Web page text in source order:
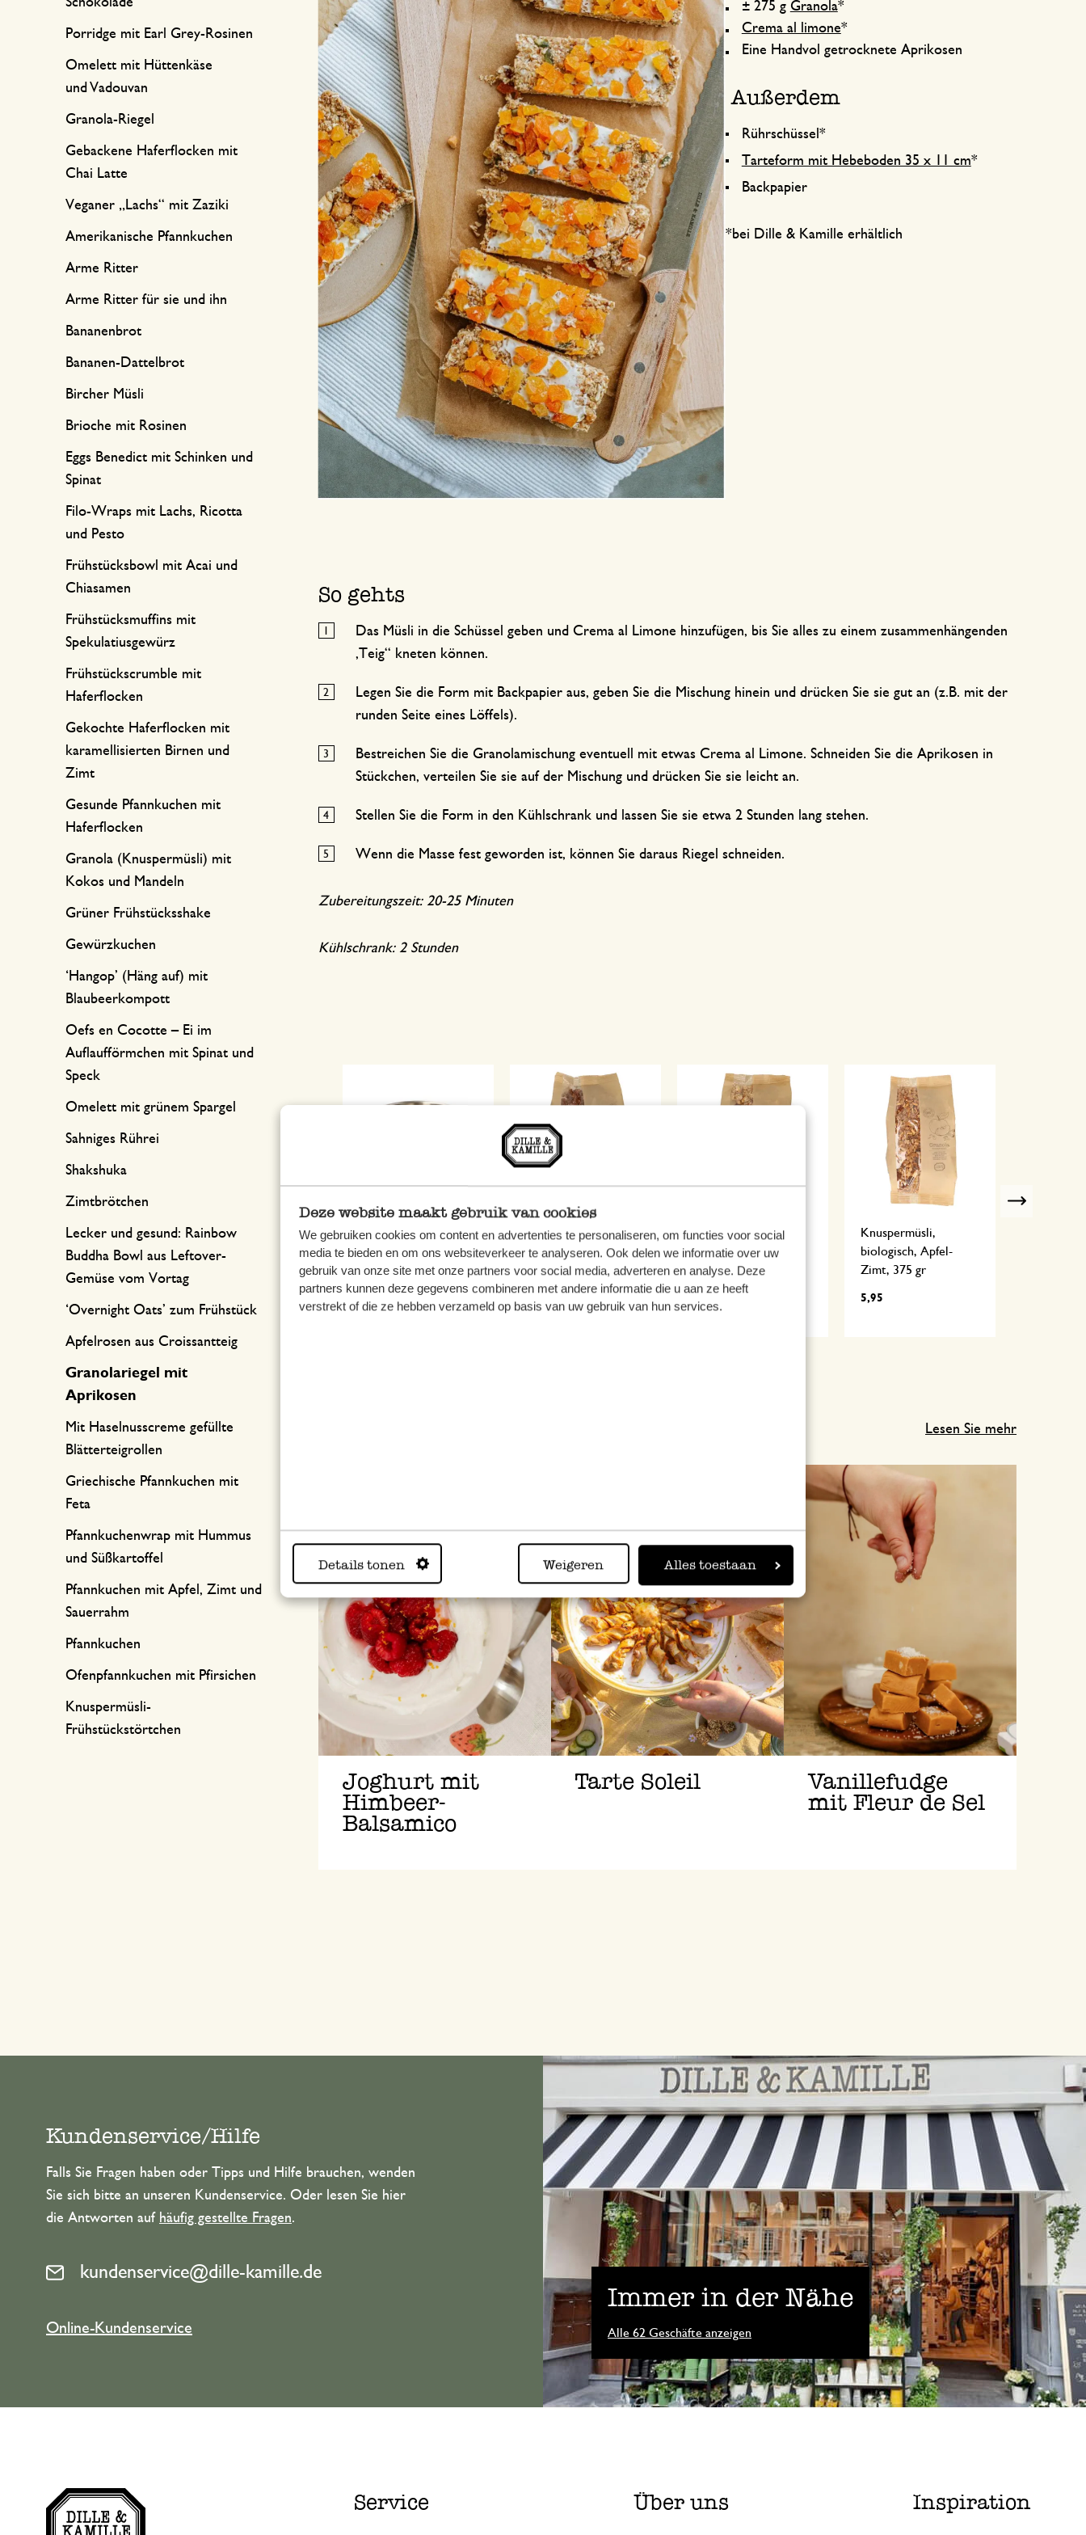
Deze website maakt gebruik van cookies
We gebruiken cookies om content en advertenties te personaliseren, om functies voor social
media te bieden en om ons websiteverkeer te analyseren. Ook delen we informatie over uw
gebruik van onze site met onze partners voor social media, adverteren en analyse. Deze
partners kunnen deze gegevens combineren met andere informatie die u aan ze heeft
verstrekt of die ze hebben verzameld op basis van uw gebruik van hun services.
Details tonen Weigeren Alles toestaan
Tischwäsche
Tee-Zubehör
Besteck
International kochen
Kerzenhalter
Körbe
Taschen
± 275 g Granola*
Crema al limone*
Eine Handvol getrocknete Aprikosen
Außerdem
Rührschüssel*
Tarteform mit Hebeboden 35 x 11 cm*
Backpapier
*bei Dille & Kamille erhältlich
So gehts
Das Müsli in die Schüssel geben und Crema al Limone hinzufügen, bis Sie alles zu einem zusammenhängenden
‚Teig“ kneten können.
Legen Sie die Form mit Backpapier aus, geben Sie die Mischung hinein und drücken Sie sie gut an (z.B. mit der
runden Seite eines Löffels).
Bestreichen Sie die Granolamischung eventuell mit etwas Crema al Limone. Schneiden Sie die Aprikosen in
Stückchen, verteilen Sie sie auf der Mischung und drücken Sie sie leicht an.
Stellen Sie die Form in den Kühlschrank und lassen Sie sie etwa 2 Stunden lang stehen.
Wenn die Masse fest geworden ist, können Sie daraus Riegel schneiden.
Zubereitungszeit: 20-25 Minuten
Kühlschrank: 2 Stunden
Knuspermüsli,
biologisch, Apfel-
Zimt, 375 gr
Zitronencreme, 180 g
6,95
Rührschüssel,
rostfreier Stahl, 2,5 l
Knuspermüsli,
biologisch,
Schokolade-Kokos,
375 gr
Knuspermüsli,
biologisch, Banane-
Cranberry, 375 gr
Knuspermüsli,
biologisch, Apfel-
Zimt, 375 gr
5,95
Lesen Sie mehr
Joghurt mit
Himbeer-
Balsamico
Tarte Soleil
Vanillefudge
mit Fleur de Sel
Porridge mit Earl Grey-Rosinen
Omelett mit Hüttenkäse
und Vadouvan
Granola-Riegel
Gebackene Haferflocken mit
Chai Latte
Veganer „Lachs“ mit Zaziki
Amerikanische Pfannkuchen
Arme Ritter
Arme Ritter für sie und ihn
Bananenbrot
Bananen-Dattelbrot
Bircher Müsli
Brioche mit Rosinen
Eggs Benedict mit Schinken und
Spinat
Filo-Wraps mit Lachs, Ricotta
und Pesto
Frühstücksbowl mit Acai und
Chiasamen
Frühstücksmuffins mit
Spekulatiusgewürz
Frühstückscrumble mit
Haferflocken
Gekochte Haferflocken mit
karamellisierten Birnen und
Zimt
Gesunde Pfannkuchen mit
Haferflocken
Granola (Knuspermüsli) mit
Kokos und Mandeln
Grüner Frühstücksshake
Gewürzkuchen
‘Hangop’ (Häng auf) mit
Blaubeerkompott
Oefs en Cocotte – Ei im
Auflaufförmchen mit Spinat und
Speck
Omelett mit grünem Spargel
Sahniges Rührei
Shakshuka
Zimtbrötchen
Lecker und gesund: Rainbow
Buddha Bowl aus Leftover-
Gemüse vom Vortag
‘Overnight Oats’ zum Frühstück
Apfelrosen aus Croissantteig
Granolariegel mit
Aprikosen
Mit Haselnusscreme gefüllte
Blätterteigrollen
Griechische Pfannkuchen mit
Feta
Pfannkuchenwrap mit Hummus
und Süßkartoffel
Pfannkuchen mit Apfel, Zimt und
Sauerrahm
Pfannkuchen
Ofenpfannkuchen mit Pfirsichen
Knuspermüsli-
Frühstückstörtchen
Immer in der Nähe
Alle 62 Geschäfte anzeigen
Kundenservice/Hilfe
Falls Sie Fragen haben oder Tipps und Hilfe brauchen, wenden
Sie sich bitte an unseren Kundenservice. Oder lesen Sie hier
die Antworten auf häufig gestellte Fragen.
kundenservice@dille-kamille.de
Online-Kundenservice
Service Über uns Inspiration